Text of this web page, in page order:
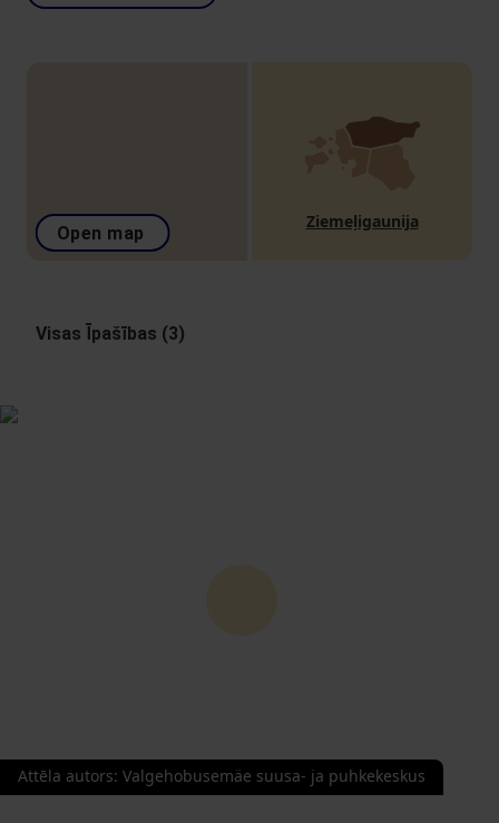
Open map
Ziemeļigaunija
Visas Īpašības (3)
Attēla autors: Valgehobusemäe suusa- ja puhkekeskus